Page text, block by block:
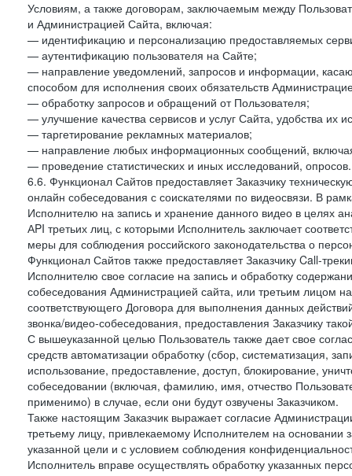
Условиям, а также договорам, заключаемым между
и Администрацией Сайта, включая:
— идентификацию и персонализацию предоставляемых
— аутентификацию пользователя на Сайте;
— направление уведомлений, запросов и информации,
способом для исполнения своих обязательств
— обработку запросов и обращений от Пользователя;
— улучшение качества сервисов и услуг Сайта, удобства их
— таргетирование рекламных материалов;
— направление любых информационных сообщений,
— проведение статистических и иных исследований, опросов.
6.6. Функционал Сайтов предоставляет Заказчику
онлайн собеседования с соискателями по видеосвязи. В
Исполнителю на запись и хранение данного видео в целях
АPI третьих лиц, с которыми Исполнитель заключает
меры для соблюдения российского законодательства о
Функционал Сайтов также предоставляет Заказчику Call-
Исполнителю свое согласие на запись и обработку
собеседования Администрацией сайта, или третьим лицом
соответствующего Договора для выполнения данных
звонка/видео-собеседования, предоставления Заказчику
С вышеуказанной целью Пользователь также дает свое
средств автоматизации обработку (сбор, систематизация,
использование, предоставление, доступ, блокирование,
собеседовании (включая, фамилию, имя, отчество
применимо) в случае, если они будут озвучены Заказчиком.
Также настоящим Заказчик выражает согласие
третьему лицу, привлекаемому Исполнителем на основании
указанной цели и с условием соблюдения
Исполнитель вправе осуществлять обработку указанных